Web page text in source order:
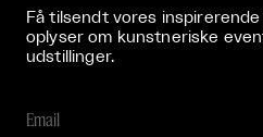
Få tilsendt vores
oplyser om kunstneriske
udstillinger.